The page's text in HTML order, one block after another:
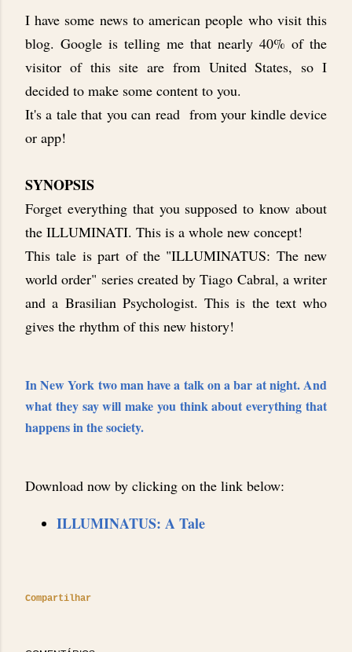
I have some news to american people who visit this
blog. Google is telling me that nearly 40% of the
visitor of this site are from United States, so I
decided to make some content to you.
It's a tale that you can read from your kindle device
or app!
SYNOPSIS
Forget everything that you supposed to know about
the ILLUMINATI. This is a whole new concept!
This tale is part of the "ILLUMINATUS: The new
world order" series created by Tiago Cabral, a writer
and a Brasilian Psychologist. This is the text who
gives the rhythm of this new history!
In New York two man have a talk on a bar at night. And
what they say will make you think about everything that
happens in the society.
Download now by clicking on the link below:
ILLUMINATUS: A Tale
Compartilhar